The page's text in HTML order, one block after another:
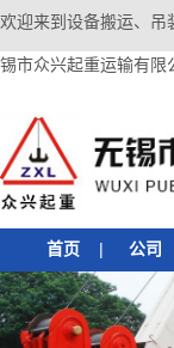
欢迎来到设备搬运、
锡市众兴起重运输有限
首页 | 公司